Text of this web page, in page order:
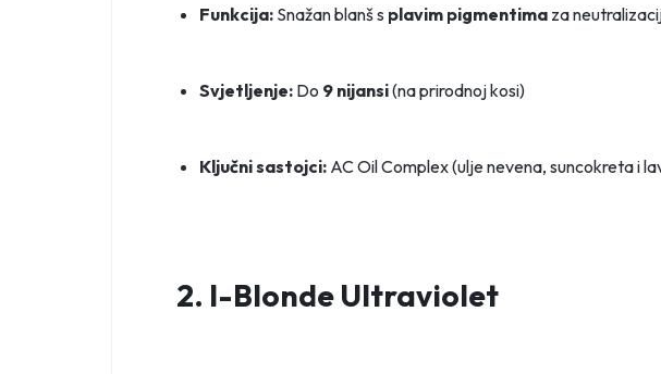
Funkcija:Snažan blanš s plavim pigmentimaza
Svjetljenje:Do 9 nijansi(na prirodnoj kosi)
Ključni sastojci:AC Oil Complex (ulje nevena, suncokreta i
2. I-Blonde Ultraviolet